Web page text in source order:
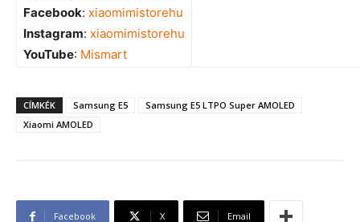
Facebook: xiaomimistorehu
Instagram: xiaomimistorehu
YouTube: Mismart
CÍMKÉK Samsung E5
Samsung E5 LTPO Super AMOLED
Xiaomi AMOLED
Facebook X Email